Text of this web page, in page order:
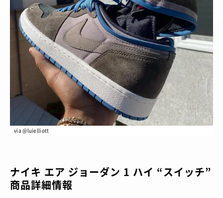
STYLE SNAP/ ストリートスナップ
COSMETICS/ コスメアイテム
SNEAKER MIX/ スニーカーMIX
KOREAN COSME/ 韓国コスメ
MAKE UP/ チュートリアル
FEATURE
TOP/ 特集トップ
COLUMNS/ コラム
FASHION/ ファション
SHOPS / ショップ情報
HOW TO/ あれこれハウツー
CULTURE
TOP/ カルチャートップ
MUSIC/ 音楽
/ 映画・ドラマ
/ アート
FOOD/ 食文化
HEALTH/ ヘルス・ボディ
HISTORY
ABOUT
SNKRGIRLとは
運営会社
プライバシーポリシー
会員ログイン
© 2026 Sneaker-Girl.com is brought to you
via @luielliott
ナイキ エア ジョーダン 1 ハイ “スイッチ”
商品詳細情報